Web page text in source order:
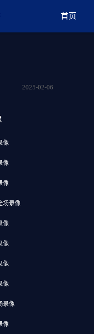
首页
2025-02-06
像
像
像
场录像
像
像
像
像
录像
像